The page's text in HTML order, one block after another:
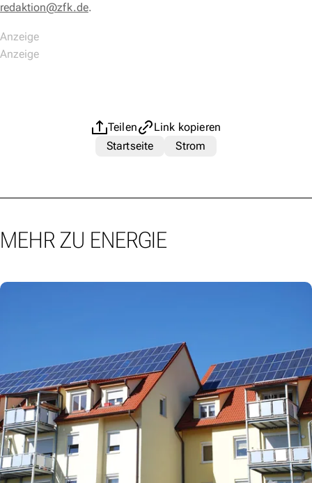
redaktion@zfk.de.
Teilen
Link kopieren
Startseite
Strom
MEHR ZU ENERGIE